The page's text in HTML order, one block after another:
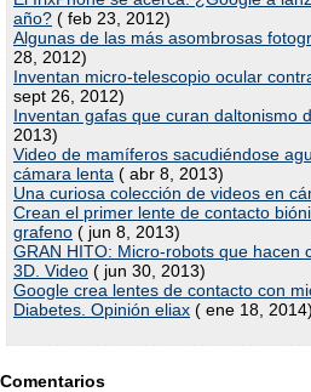
año? ( feb 23, 2012)
Algunas de las más asombrosas
28, 2012)
Inventan micro-telescopio ocular
sept 26, 2012)
Inventan gafas que curan daltonismo
2013)
Video de mamíferos sacudiéndose
cámara lenta ( abr 8, 2013)
Una curiosa colección de videos en
Crean el primer lente de contacto
grafeno ( jun 8, 2013)
GRAN HITO: Micro-robots que hacen
3D. Video ( jun 30, 2013)
Google crea lentes de contacto con
Diabetes. Opinión eliax ( ene 18, 2014)
Comentarios